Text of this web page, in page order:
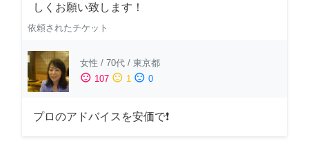
しくお願い致します！
依頼されたチケット
女性 / 70代 / 東京都
sentiment_satisfied 107 sentiment_neutral 1 sentiment_dissatisfied 0
プロのアドバイスを安価で❗